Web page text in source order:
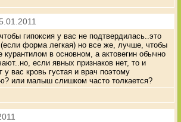
гипоксия у вас не подтвердилась..это
(если форма легкая) но все же, лучше, чтобы
в основном, а актовегин обычно
если явных признаков нет, то и
у вас кровь густая и врач поэтому
или малыш слишком часто толкается?